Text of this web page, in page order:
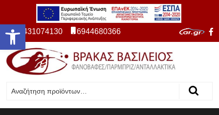
Ανοίξτε τη γραμμή εργαλείων 2431074130 6944680366